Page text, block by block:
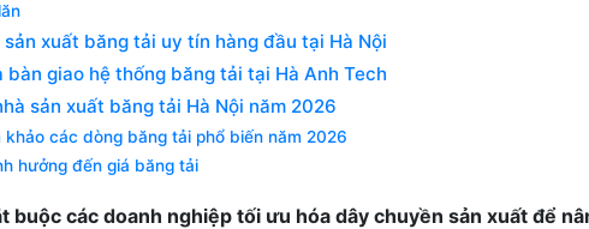
sản xuất băng tải uy tín hàng đầu tại Hà Nội
giao hệ thống băng tải tại Hà Anh Tech
sản xuất băng tải Hà Nội năm 2026
khảo các dòng băng tải phổ biến năm 2026
hưởng đến giá băng tải
buộc các doanh nghiệp tối ưu hóa dây chuyền sản xuất để